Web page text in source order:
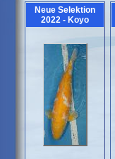
Neue Selektion
2022 - Koyo